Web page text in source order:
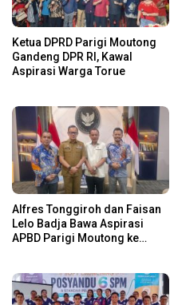
Ketua DPRD Parigi Moutong
Gandeng DPR RI, Kawal
Aspirasi Warga Torue
Alfres Tonggiroh dan Faisan
Lelo Badja Bawa Aspirasi
APBD Parigi Moutong ke